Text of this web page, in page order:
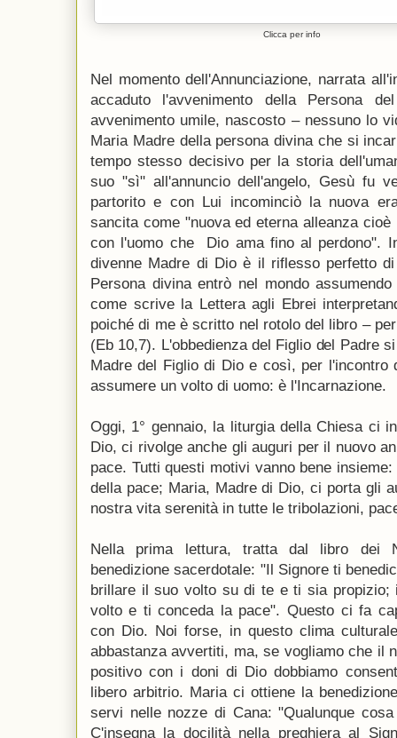
Clicca per info
Nel momento dell'Annunciazione, narrata
accaduto l'avvenimento della Persona
avvenimento umile, nascosto – nessuno lo
Maria Madre della persona divina che si
tempo stesso decisivo per la storia
suo "sì" all'annuncio dell'angelo, Gesù fu
partorito e con Lui incominciò la nuova
sancita come "nuova ed eterna alleanza
con l'uomo che Dio ama fino al perdono".
divenne Madre di Dio è il riflesso perfetto
Persona divina entrò nel mondo
come scrive la Lettera agli Ebrei
poiché di me è scritto nel rotolo del libro –
(Eb 10,7). L'obbedienza del Figlio del Padre
Madre del Figlio di Dio e così, per l'incontro
assumere un volto di uomo: è l'Incarnazione.
Oggi, 1° gennaio, la liturgia della Chiesa ci
Dio, ci rivolge anche gli auguri per il nuovo
pace. Tutti questi motivi vanno bene
della pace; Maria, Madre di Dio, ci porta gli
nostra vita serenità in tutte le tribolazioni,
Nella prima lettura, tratta dal libro dei
benedizione sacerdotale: "Il Signore ti
brillare il suo volto su di te e ti sia
volto e ti conceda la pace". Questo ci fa
con Dio. Noi forse, in questo clima
abbastanza avvertiti, ma, se vogliamo che il
positivo con i doni di Dio dobbiamo
libero arbitrio. Maria ci ottiene la
servi nelle nozze di Cana: "Qualunque
C'insegna la docilità nella preghiera al